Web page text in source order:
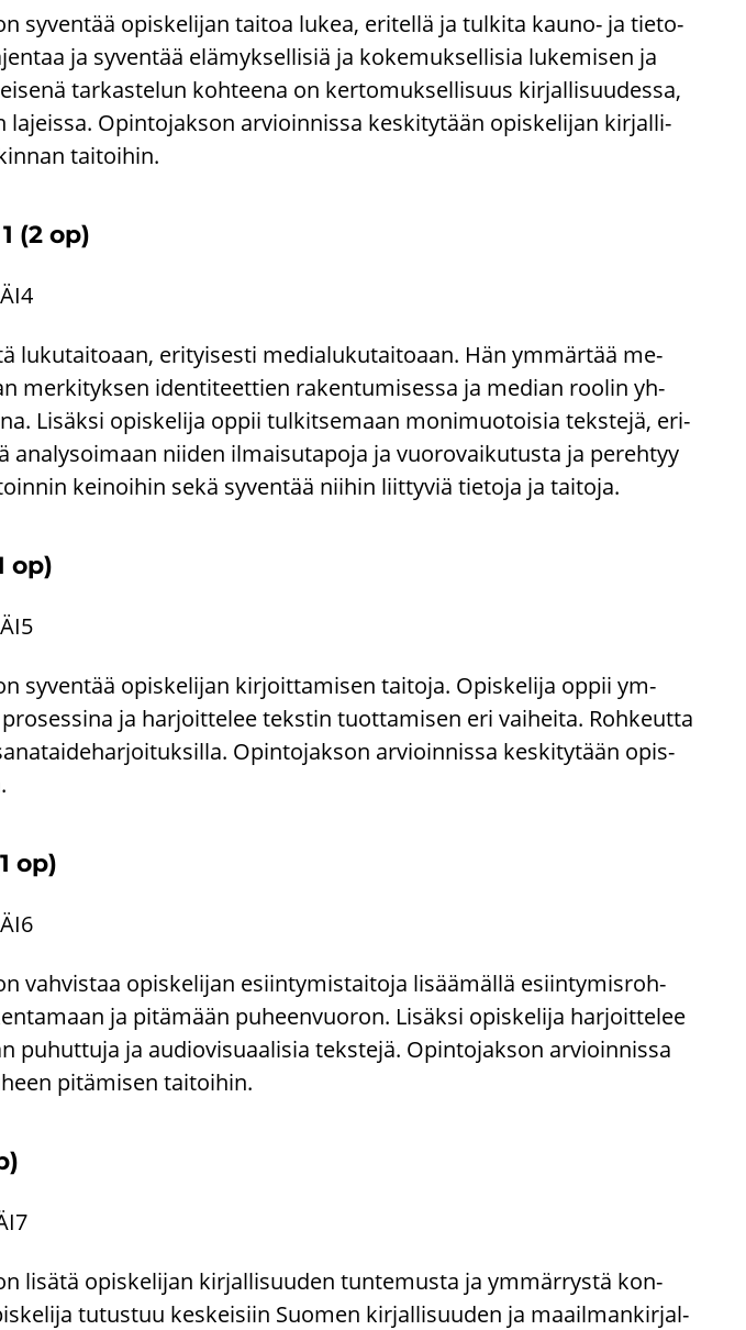
sy­ven­tää opis­ke­li­jan tai­toa lukea, eri­tel­lä ja tul­ki­ta kauno-​ ja tie­to­
ja sy­ven­tää elä­myk­sel­li­siä ja ko­ke­muk­sel­li­sia lu­ke­mi­sen ja
tar­kas­te­lun koh­tee­na on ker­to­muk­sel­li­suus kir­jal­li­suu­des­sa,
la­jeis­sa. Opin­to­jak­son ar­vioin­nis­sa kes­ki­ty­tään opis­ke­li­jan kir­jal­li­
tai­toi­hin.
(2 op)
lu­ku­tai­to­aan, eri­tyi­ses­ti me­dia­lu­ku­tai­to­aan. Hän ym­mär­tää me­
mer­ki­tyk­sen iden­ti­teet­tien ra­ken­tu­mi­ses­sa ja me­dian roo­lin yh­
Li­säk­si opis­ke­li­ja oppii tul­kit­se­maan mo­ni­muo­toi­sia teks­te­jä, eri­
ana­ly­soi­maan nii­den il­mai­su­ta­po­ja ja vuo­ro­vai­ku­tus­ta ja pe­reh­tyy
kei­noi­hin sekä sy­ven­tää nii­hin liit­ty­viä tie­to­ja ja tai­to­ja.
op)
sy­ven­tää opis­ke­li­jan kir­joit­ta­mi­sen tai­to­ja. Opis­ke­li­ja oppii ym­
ja har­joit­te­lee teks­tin tuot­ta­mi­sen eri vai­hei­ta. Roh­keut­ta
Opin­to­jak­son ar­vioin­nis­sa kes­ki­ty­tään opis­
op)
vah­vis­taa opis­ke­li­jan esiin­ty­mis­tai­to­ja li­sää­mäl­lä esiin­ty­mis­roh­
ja pi­tä­mään pu­heen­vuo­ron. Li­säk­si opis­ke­li­ja har­joit­te­lee
pu­hut­tu­ja ja au­dio­vi­su­aa­li­sia teks­te­jä. Opin­to­jak­son ar­vioin­nis­sa
pi­tä­mi­sen tai­toi­hin.
li­sä­tä opis­ke­li­jan kir­jal­li­suu­den tun­te­mus­ta ja ym­mär­rys­tä kon­
tu­tus­tuu kes­kei­siin Suo­men kir­jal­li­suu­den ja maa­il­man­kir­jal­